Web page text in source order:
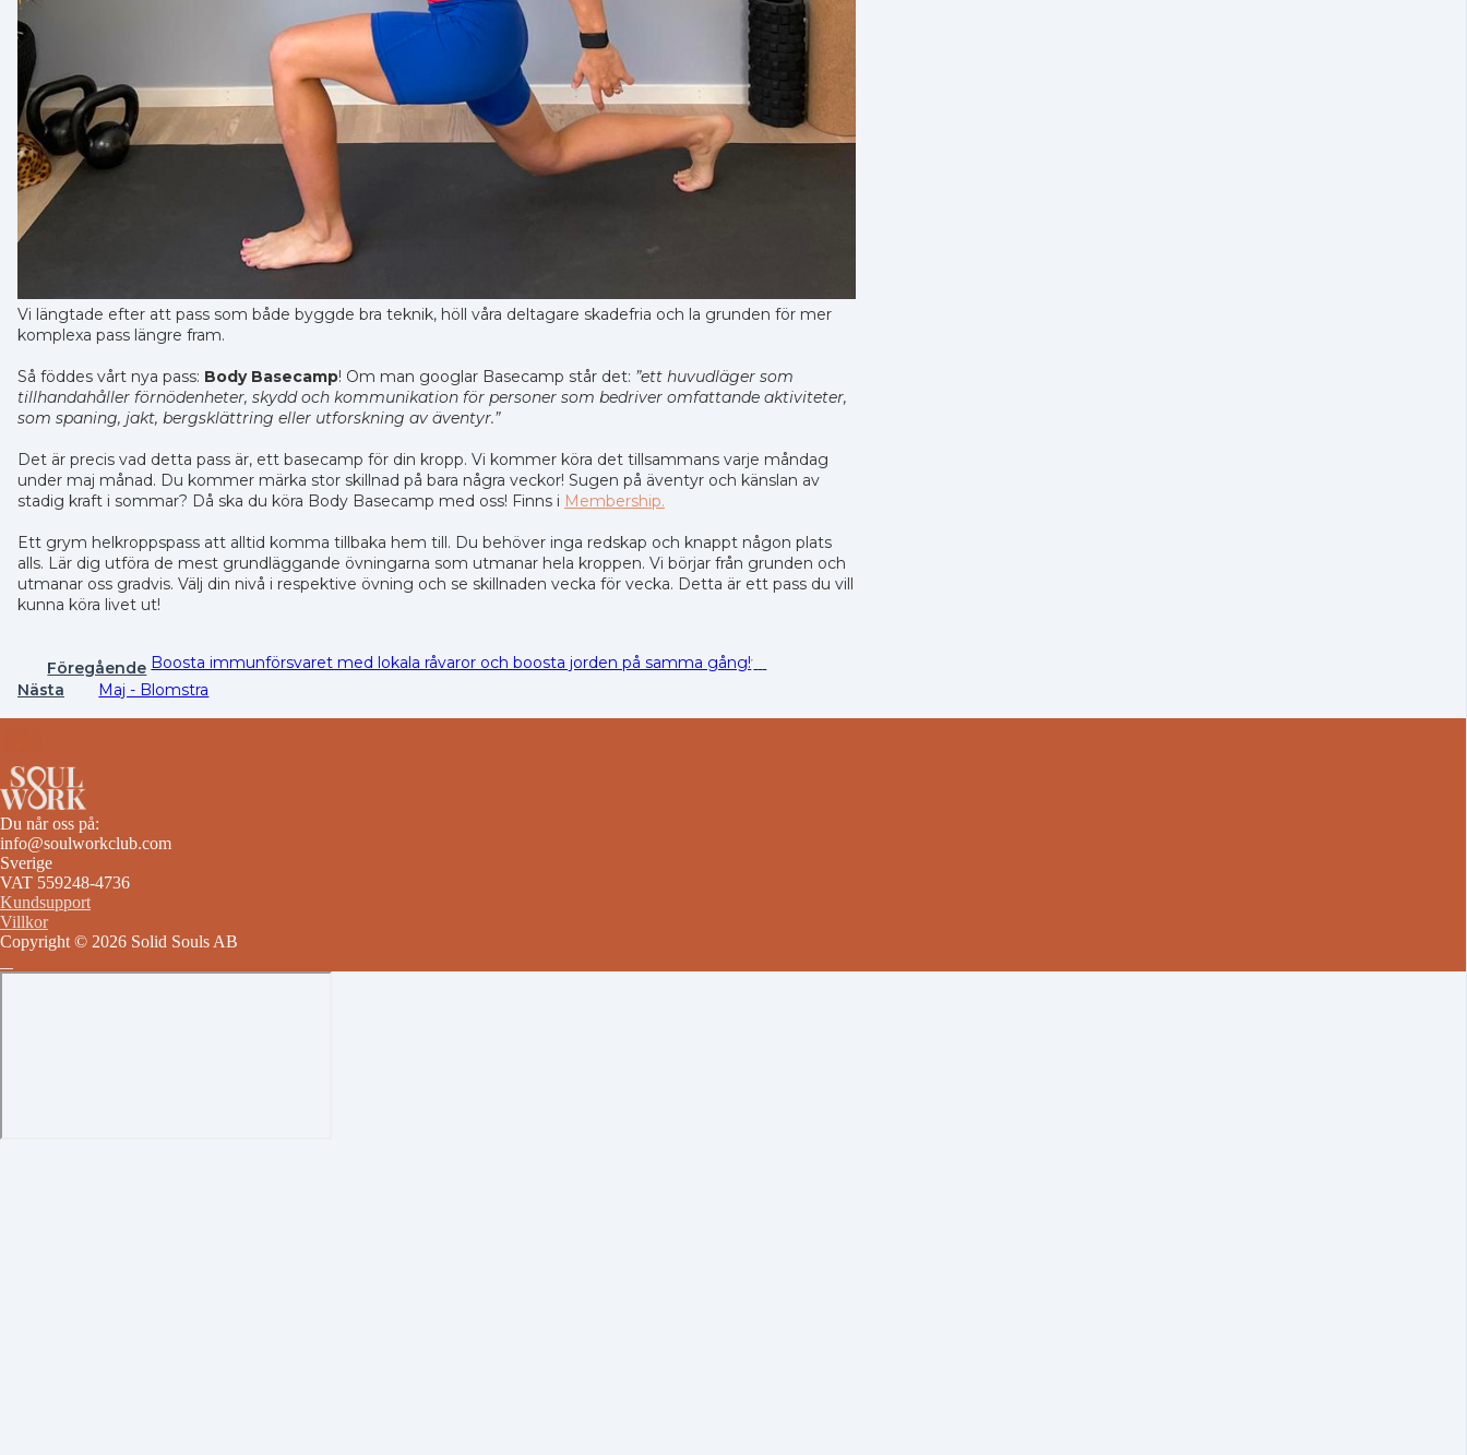
Vi längtade efter att pass som både byggde bra teknik, höll våra deltagare skadefria och la grunden för mer
komplexa pass längre fram.
Så föddes vårt nya pass: Body Basecamp! Om man googlar Basecamp står det: ”ett huvudläger som
tillhandahåller förnödenheter, skydd och kommunikation för personer som bedriver omfattande aktiviteter,
som spaning, jakt, bergsklättring eller utforskning av äventyr.”
Det är precis vad detta pass är, ett basecamp för din kropp. Vi kommer köra det tillsammans varje måndag
under maj månad. Du kommer märka stor skillnad på bara några veckor! Sugen på äventyr och känslan av
stadig kraft i sommar? Då ska du köra Body Basecamp med oss! Finns i Membership.
Ett grym helkroppspass att alltid komma tillbaka hem till. Du behöver inga redskap och knappt någon plats
alls. Lär dig utföra de mest grundläggande övningarna som utmanar hela kroppen. Vi börjar från grunden och
utmanar oss gradvis. Välj din nivå i respektive övning och se skillnaden vecka för vecka. Detta är ett pass du vill
kunna köra livet ut!
Föregående Boosta immunförsvaret med lokala råvaror och boosta jorden på samma gång!
Nästa
Maj - Blomstra
Du når oss på:
info@soulworkclub.com
Sverige
VAT 559248-4736
Kundsupport
Villkor
Copyright © 2026 Solid Souls AB